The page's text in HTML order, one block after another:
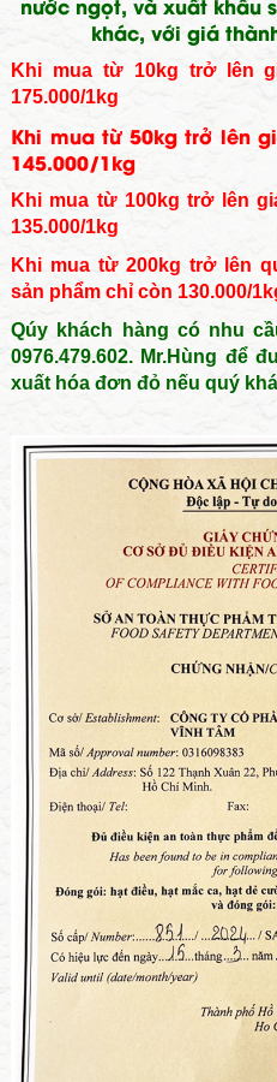
nước ngọt, và xuất khẩu
khác, với giá
Khi mua từ 10kg trở lên
175.000/1kg
Khi mua từ 50kg trở lên
145.000/1kg
Khi mua từ 100kg trở lên
135.000/1kg
Khi mua từ 200kg trở lên
sản phẩm chỉ còn 130.000/
Qúy khách hàng có nhu
0976.479.602. Mr.Hùng để
xuất hóa đơn đỏ nếu quý